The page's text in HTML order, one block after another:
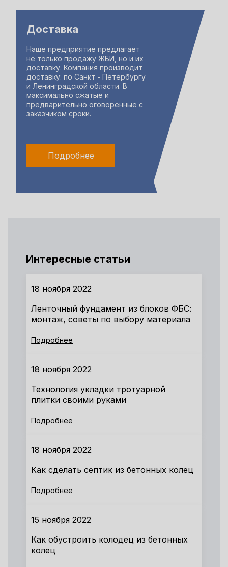
Доставка
Наше предприятие предлагает
не только продажу ЖБИ, но и их
доставку. Компания производит
доставку: по Санкт - Петербургу
и Ленинградской области. В
максимально сжатые и
предварительно оговоренные с
заказчиком сроки.
Подробнее
Интересные статьи
18 ноября 2022
Ленточный фундамент из блоков ФБС:
монтаж, советы по выбору материала
Подробнее
18 ноября 2022
Технология укладки тротуарной
плитки своими руками
Подробнее
18 ноября 2022
Как сделать септик из бетонных колец
Подробнее
15 ноября 2022
Как обустроить колодец из бетонных
колец